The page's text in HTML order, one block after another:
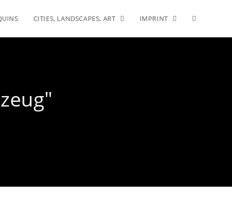
CITIES, LANDSCAPES, ART IMPRINT